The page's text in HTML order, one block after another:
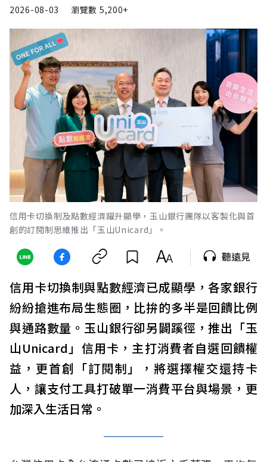
2026-08-03
瀏覽數 5,200+
信用卡切換制及點數經濟躍升顯學，玉山銀行團隊以客製化與首
創的訂閱制思維推出「玉山Unicard」。
聽遠見
信用卡切換制與點數經濟已成顯學，各家銀行
紛紛搶進布局生態圈，比拚的多半是回饋比例
與通路數量。玉山銀行卻另闢蹊徑，推出「玉
山Unicard」信用卡，主打消費者自選回饋權
益，更首創「訂閱制」，將選擇權交還持卡
人，讓支付工具打破單一消費平台與場景，更
加深入生活日常。